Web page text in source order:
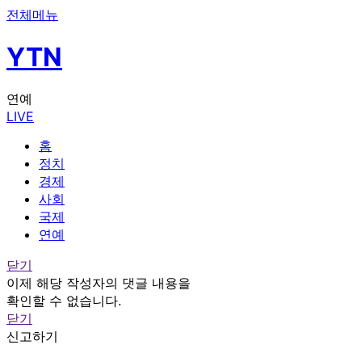
전체메뉴
YTN
연예
LIVE
홈
정치
경제
사회
국제
연예
닫기
이제 해당 작성자의 댓글 내용을
확인할 수 없습니다.
닫기
신고하기